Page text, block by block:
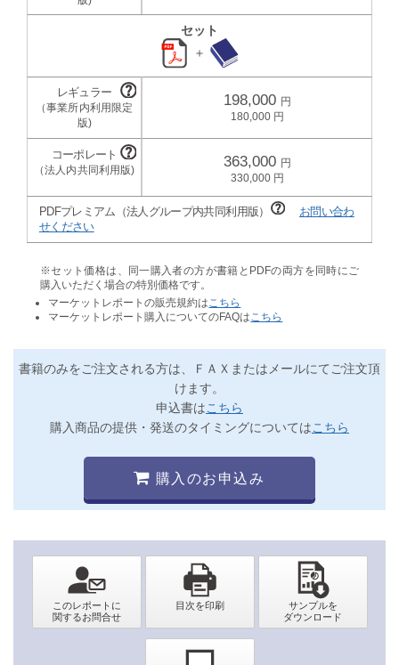
セット
＋
198,000
180,000
363,000
330,000
PDFプレミアム（法人グループ内共同利用版）
お問い合わ
せください
※セット価格は、同一購入者の方が書籍とPDFの両方を同時にご
購入いただく場合の特別価格です。
マーケットレポートの販売規約は こちら
マーケットレポート購入についてのFAQは こちら
書籍のみをご注文される方は、ＦＡＸまたはメールにてご注文頂
けます。
申込書はこちら
購入商品の提供・発送のタイミングについてはこちら
購入のお申込み